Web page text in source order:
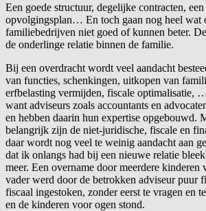
Een goede structuur, degelijke contracten,
opvolgingsplan… En toch gaan nog heel wat
familiebedrijven niet goed of kunnen beter.
de onderlinge relatie binnen de familie.
Bij een overdracht wordt veel aandacht
van functies, schenkingen, uitkopen van
erfbelasting vermijden, fiscale optimalisatie,
want adviseurs zoals accountants en
en hebben daarin hun expertise opgebouwd.
belangrijk zijn de niet-juridische, fiscale en
daar wordt nog veel te weinig aandacht aan
dat ik onlangs had bij een nieuwe relatie
meer. Een overname door meerdere kinderen
vader werd door de betrokken adviseur puur
fiscaal ingestoken, zonder eerst te vragen en
en de kinderen voor ogen stond.